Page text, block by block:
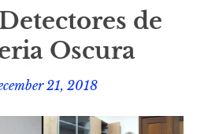
de
Oscura
21, 2018